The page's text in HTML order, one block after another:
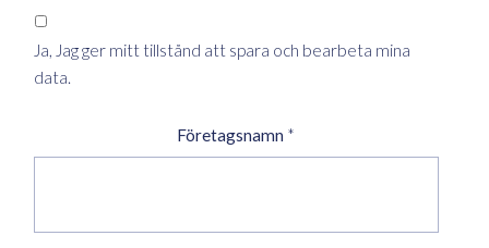
Ja, Jag ger mitt tillstånd att spara och bearbeta mina
data.
Företagsnamn *